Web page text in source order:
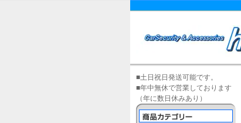
■土日祝日発送可能です。
■年中無休で営業しております
（年に数日休みあり）